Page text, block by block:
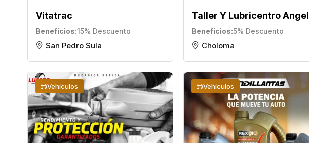
Vitatrac
Beneficios 15% Descuento
San Pedro Sula
Taller Y Lubricentro Angel
Beneficios 5% Descuento
Choloma
Vehículos Vehículos